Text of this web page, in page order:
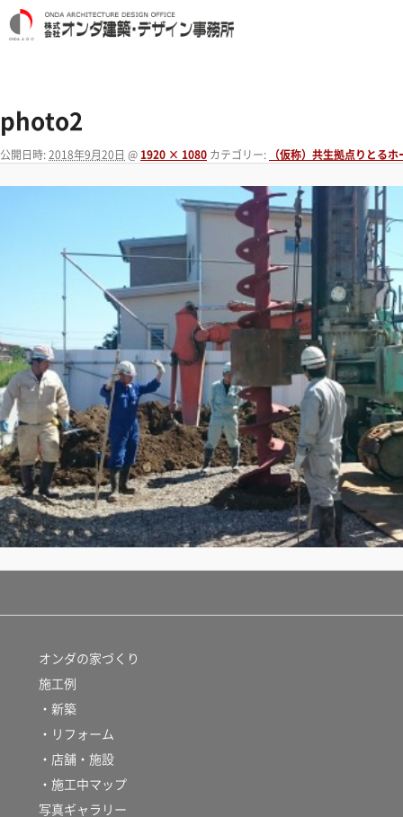
photo2
公開日時: 2018年9月20日 @ 1920 × 1080 カテゴリー: （仮称）共生拠点りとる
オンダの家づくり
施工例
・新築
・リフォーム
・店舗・施設
・施工中マップ
写真ギャラリー